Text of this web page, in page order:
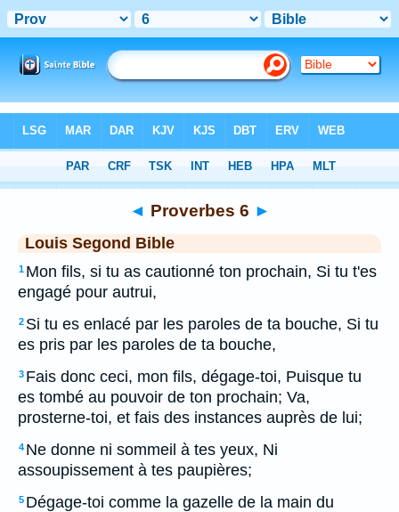
> Proverbes 6
◄ Proverbes 6 ►
Louis Segond Bible
1 Mon fils, si tu as cautionné ton prochain, Si tu t'es
engagé pour autrui,
2 Si tu es enlacé par les paroles de ta bouche, Si tu
es pris par les paroles de ta bouche,
3 Fais donc ceci, mon fils, dégage-toi, Puisque tu
es tombé au pouvoir de ton prochain; Va,
prosterne-toi, et fais des instances auprès de lui;
4 Ne donne ni sommeil à tes yeux, Ni
assoupissement à tes paupières;
5 Dégage-toi comme la gazelle de la main du